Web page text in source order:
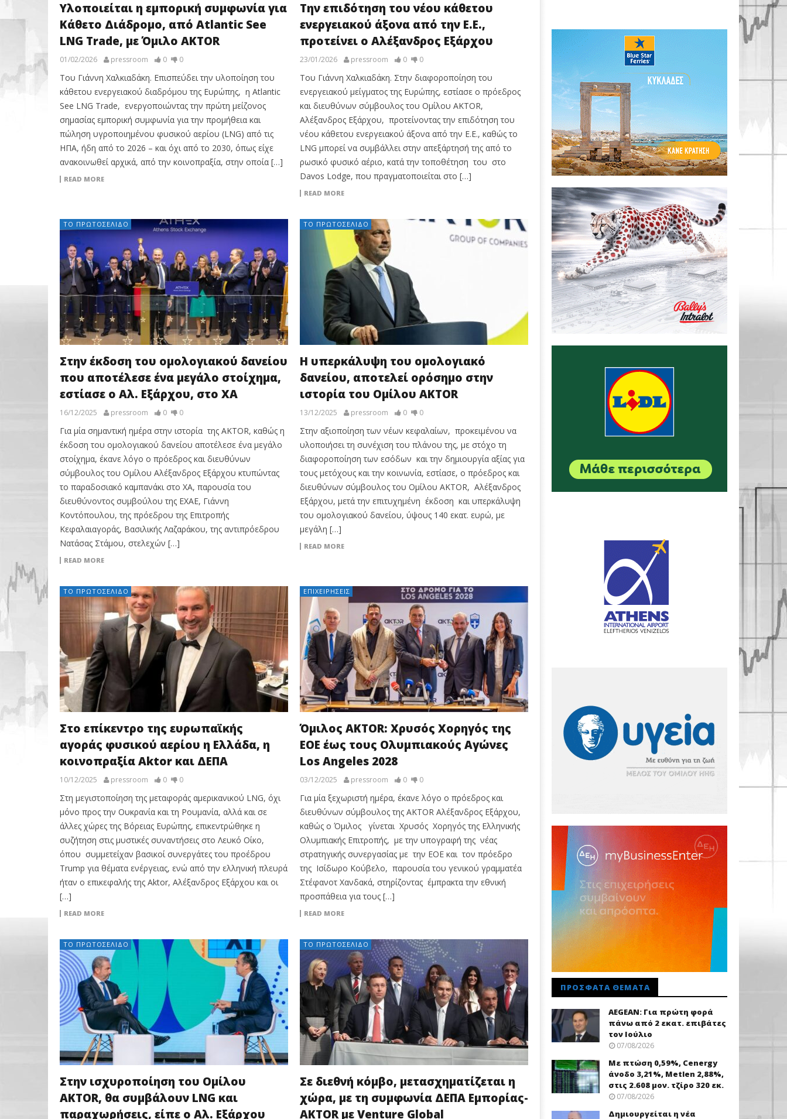
Υλοποιείται η εμπορική συμφωνία για
Κάθετο Διάδρομο, από Atlantic See
LNG Trade, με Όμιλο AKTOR
01/02/2026 pressroom 0 0
Του Γιάννη Χαλκιαδάκη. Επισπεύδει την υλοποίηση του
κάθετου ενεργειακού διαδρόμου της Ευρώπης, η Atlantic
See LNG Trade, ενεργοποιώντας την πρώτη μείζονος
σημασίας εμπορική συμφωνία για την προμήθεια και
πώληση υγροποιημένου φυσικού αερίου (LNG) από τις
ΗΠΑ, ήδη από το 2026 – και όχι από το 2030, όπως είχε
ανακοινωθεί αρχικά, από την κοινοπραξία, στην οποία […]
READ MORE
Την επιδότηση του νέου κάθετου
ενεργειακού άξονα από την Ε.Ε.,
προτείνει ο Αλέξανδρος Εξάρχου
23/01/2026 pressroom 0 0
Του Γιάννη Χαλκιαδάκη. Στην διαφοροποίηση του
ενεργειακού μείγματος της Ευρώπης, εστίασε ο πρόεδρος
και διευθύνων σύμβουλος του Ομίλου AKTOR,
Αλέξανδρος Εξάρχου, προτείνοντας την επιδότηση του
νέου κάθετου ενεργειακού άξονα από την Ε.Ε., καθώς το
LNG μπορεί να συμβάλλει στην απεξάρτησή της από το
ρωσικό φυσικό αέριο, κατά την τοποθέτηση του στο
Davos Lodge, που πραγματοποιείται στο […]
READ MORE
ΤΟ ΠΡΩΤΟΣΈΛΙΔΟ
Στην έκδοση του ομολογιακού δανείου
που αποτέλεσε ένα μεγάλο στοίχημα,
εστίασε ο Αλ. Εξάρχου, στο ΧΑ
16/12/2025 pressroom 0 0
Για μία σημαντική ημέρα στην ιστορία της AKTOR, καθώς η
έκδοση του ομολογιακού δανείου αποτέλεσε ένα μεγάλο
στοίχημα, έκανε λόγο ο πρόεδρος και διευθύνων
σύμβουλος του Ομίλου Αλέξανδρος Εξάρχου κτυπώντας
το παραδοσιακό καμπανάκι στο ΧΑ, παρουσία του
διευθύνοντος συμβούλου της ΕΧΑΕ, Γιάννη
Κοντόπουλου, της πρόεδρου της Επιτροπής
Κεφαλαιαγοράς, Βασιλικής Λαζαράκου, της αντιπρόεδρου
Νατάσας Στάμου, στελεχών […]
READ MORE
ΤΟ ΠΡΩΤΟΣΈΛΙΔΟ
Η υπερκάλυψη του ομολογιακό
δανείου, αποτελεί ορόσημο στην
ιστορία του Ομίλου AKTOR
13/12/2025 pressroom 0 0
Στην αξιοποίηση των νέων κεφαλαίων, προκειμένου να
υλοποιήσει τη συνέχιση του πλάνου της, με στόχο τη
διαφοροποίηση των εσόδων και την δημιουργία αξίας για
τους μετόχους και την κοινωνία, εστίασε, ο πρόεδρος και
διευθύνων σύμβουλος του Ομίλου AKTOR, Αλέξανδρος
Εξάρχου, μετά την επιτυχημένη έκδοση και υπερκάλυψη
του ομολογιακού δανείου, ύψους 140 εκατ. ευρώ, με
μεγάλη […]
READ MORE
ΤΟ ΠΡΩΤΟΣΈΛΙΔΟ
Στο επίκεντρο της ευρωπαϊκής
αγοράς φυσικού αερίου η Ελλάδα, η
κοινοπραξία Aktor και ΔΕΠΑ
10/12/2025 pressroom 0 0
Στη μεγιστοποίηση της μεταφοράς αμερικανικού LNG, όχι
μόνο προς την Ουκρανία και τη Ρουμανία, αλλά και σε
άλλες χώρες της Βόρειας Ευρώπης, επικεντρώθηκε η
συζήτηση στις μυστικές συναντήσεις στο Λευκό Οίκο,
όπου συμμετείχαν βασικοί συνεργάτες του προέδρου
Trump για θέματα ενέργειας, ενώ από την ελληνική πλευρά
ήταν ο επικεφαλής της Aktor, Αλέξανδρος Εξάρχου και οι
[…]
READ MORE
ΕΠΙΧΕΙΡΉΣΕΙΣ
Όμιλος AKTOR: Χρυσός Χορηγός της
ΕΟΕ έως τους Ολυμπιακούς Αγώνες
Los Angeles 2028
03/12/2025 pressroom 0 0
Για μία ξεχωριστή ημέρα, έκανε λόγο ο πρόεδρος και
διευθύνων σύμβουλος της AKTOR Αλέξανδρος Εξάρχου,
καθώς ο Όμιλος γίνεται Χρυσός Χορηγός της Ελληνικής
Ολυμπιακής Επιτροπής, με την υπογραφή της νέας
στρατηγικής συνεργασίας με την ΕΟΕ και τον πρόεδρο
της Ισίδωρο Κούβελο, παρουσία του γενικού γραμματέα
Στέφανοτ Χανδακά, στηρίζοντας έμπρακτα την εθνική
προσπάθεια για τους […]
READ MORE
ΤΟ ΠΡΩΤΟΣΈΛΙΔΟ
Στην ισχυροποίηση του Ομίλου
AKTOR, θα συμβάλουν LNG και
παραχωρήσεις, είπε ο Αλ. Εξάρχου
ΤΟ ΠΡΩΤΟΣΈΛΙΔΟ
Σε διεθνή κόμβο, μετασχηματίζεται η
χώρα, με τη συμφωνία ΔΕΠΑ Εμπορίας-
AKTOR με Venture Global
ΠΡΌΣΦΑΤΑ ΘΈΜΑΤΑ
AEGEAN: Για πρώτη φορά
πάνω από 2 εκατ. επιβάτες
τον Ιούλιο
07/08/2026
Με πτώση 0,59%, Cenergy
άνοδο 3,21%, Metlen 2,88%,
στις 2.608 μον. τζίρο 320 εκ.
07/08/2026
Δημιουργείται η νέα